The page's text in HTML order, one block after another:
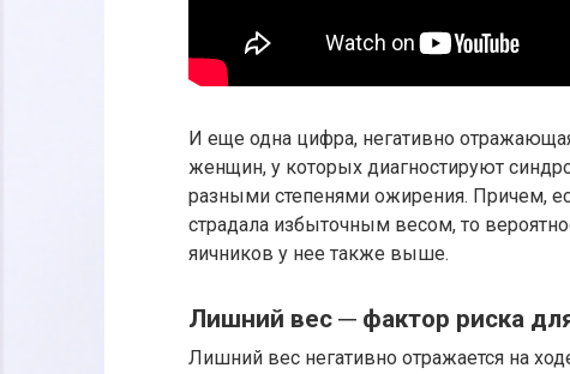
И еще одна цифра, негативно
женщин, у которых диагностируют
разными степенями ожирения. Причем,
страдала избыточным весом, то
яичников у нее также выше.
Лишний вес ─ фактор риска
Лишний вес негативно отражается на